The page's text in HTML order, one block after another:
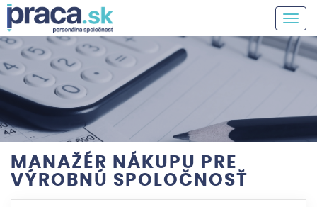
MANAŽÉR NÁKUPU PRE
VÝROBNÚ SPOLOČNOSŤ